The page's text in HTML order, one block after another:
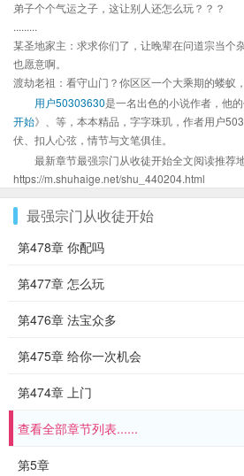
弟子个个气运之子，这让别人还怎么玩？？？
.........
某圣地家主：求求你们了，让晚辈在问道宗当个
也愿意啊。
渡劫老祖：看守山门？你区区一个大乘期的蝼蚁
用户50303630是一名出色的小说作者，他
开始》、等，本本精品，字字珠玑，作者用户
伏、扣人心弦，情节与文笔俱佳。
最新章节最强宗门从收徒开始全文阅读推荐
https://m.shuhaige.net/shu_440204.html
最强宗门从收徒开始
第478章 你配吗
第477章 怎么玩
第476章 法宝众多
第475章 给你一次机会
第474章 上门
查看全部章节列表......
第5章